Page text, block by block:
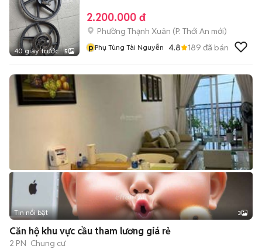
40 giây trước 5
2.200.000 đ
Phường Thạnh Xuân (P. Thới An mới)
pPhụ Tùng Tài Nguyễn 4.8 189 đã bán
Tin nổi bật 3
Căn hộ khu vực cầu tham lương giá rẻ
2 PN Chung cư